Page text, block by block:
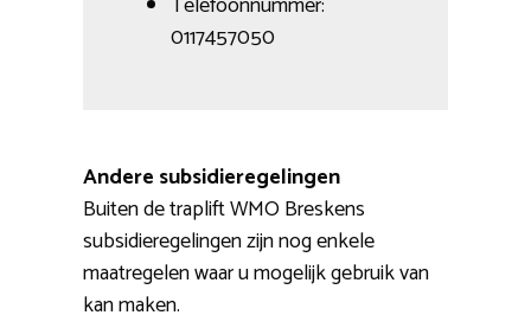
0117457050
Andere subsidieregelingen
Buiten de traplift WMO Breskens
subsidieregelingen zijn nog enkele
maatregelen waar u mogelijk gebruik van
kan maken.